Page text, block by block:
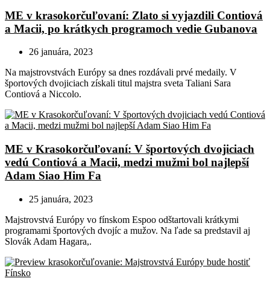
ME v krasokorčuľovaní: Zlato si vyjazdili Contiová
a Macii, po krátkych programoch vedie Gubanova
26 januára, 2023
Na majstrovstvách Európy sa dnes rozdávali prvé medaily. V
športových dvojiciach získali titul majstra sveta Taliani Sara
Contiová a Niccolo.
ME v Krasokorčuľovaní: V športových dvojiciach
vedú Contiová a Macii, medzi mužmi bol najlepší
Adam Siao Him Fa
25 januára, 2023
Majstrovstvá Európy vo fínskom Espoo odštartovali krátkymi
programami športových dvojíc a mužov. Na ľade sa predstavil aj
Slovák Adam Hagara,.